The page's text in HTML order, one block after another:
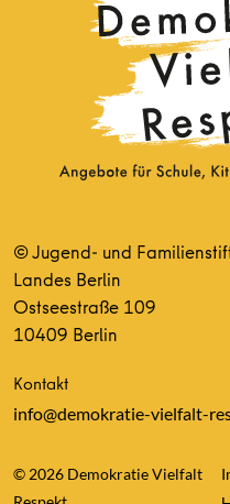
© Jugend- und
Landes Berlin
Ostseestraße 109
10409 Berlin
Kontakt
info@demokratie-vielfalt-
© 2026 Demokratie Vielfalt